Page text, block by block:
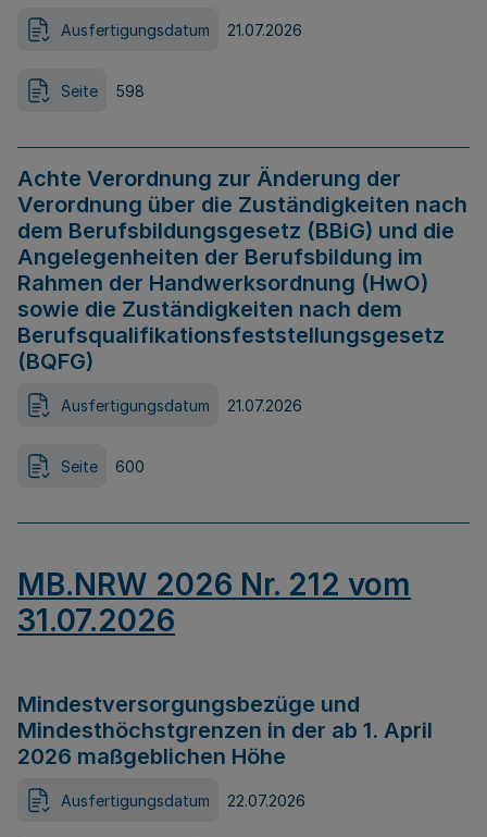
Ausfertigungsdatum 21.07.2026
Seite 598
Achte Verordnung zur Änderung der
Verordnung über die Zuständigkeiten nach
dem Berufsbildungsgesetz (BBiG) und die
Angelegenheiten der Berufsbildung im
Rahmen der Handwerksordnung (HwO)
sowie die Zuständigkeiten nach dem
Berufsqualifikationsfeststellungsgesetz
(BQFG)
Ausfertigungsdatum 21.07.2026
Seite 600
MB.NRW 2026 Nr. 212 vom
31.07.2026
Mindestversorgungsbezüge und
Mindesthöchstgrenzen in der ab 1. April
2026 maßgeblichen Höhe
Ausfertigungsdatum 22.07.2026